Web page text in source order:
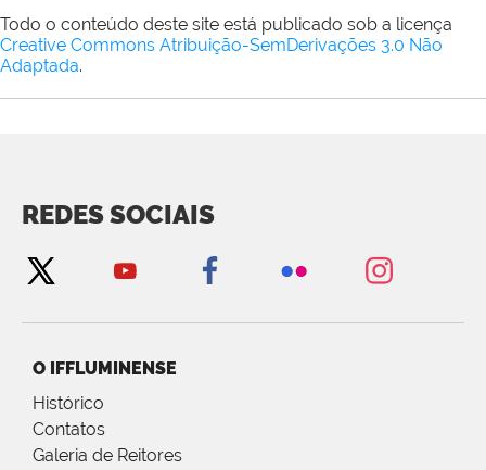
Todo o conteúdo deste site está publicado sob a licença
Creative Commons Atribuição-SemDerivações 3.0 Não
Adaptada.
REDES SOCIAIS
O IFFLUMINENSE
Histórico
Contatos
Galeria de Reitores